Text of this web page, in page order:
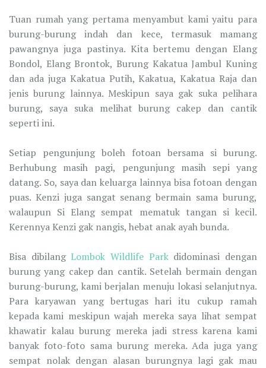
Tuan rumah yang pertama menyambut kami yaitu para
burung-burung indah dan kece, termasuk mamang
pawangnya juga pastinya. Kita bertemu dengan Elang
Bondol, Elang Brontok, Burung Kakatua Jambul Kuning
dan ada juga Kakatua Putih, Kakatua, Kakatua Raja dan
jenis burung lainnya. Meskipun saya gak suka pelihara
burung, saya suka melihat burung cakep dan cantik
seperti ini.
Setiap pengunjung boleh fotoan bersama si burung.
Berhubung masih pagi, pengunjung masih sepi yang
datang. So, saya dan keluarga lainnya bisa fotoan dengan
puas. Kenzi juga sangat senang bermain sama burung,
walaupun Si Elang sempat mematuk tangan si kecil.
Kerennya Kenzi gak nangis, hebat anak ayah bunda.
Bisa dibilangLombok Wildlife Parkdidominasi dengan
burung yang cakep dan cantik. Setelah bermain dengan
burung-burung, kami berjalan menuju lokasi selanjutnya.
Para karyawan yang bertugas hari itu cukup ramah
kepada kami meskipun wajah mereka saya lihat sempat
khawatir kalau burung mereka jadi stress karena kami
banyak foto-foto sama burung mereka. Ada juga yang
sempat nolak dengan alasan burungnya lagi gak mau